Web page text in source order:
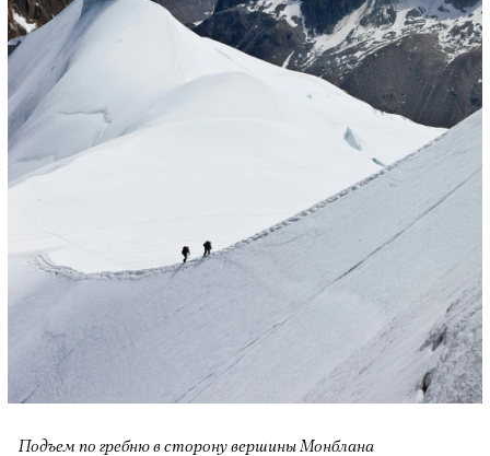
Подъем по гребню в сторону вершины Монблана